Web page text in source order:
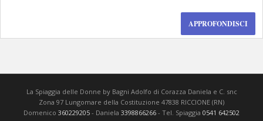
APPROFONDISCI
La Spiaggia delle Donne by Bagni Adolfo di Corazza Daniela e C. snc
Zona 97 Lungomare della Costituzione 47838 RICCIONE (RN)
Domenico 360229205 - Daniela 3398866266 - Tel. Spiaggia 0541 642502